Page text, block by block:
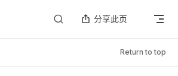
分享此页
Return to top